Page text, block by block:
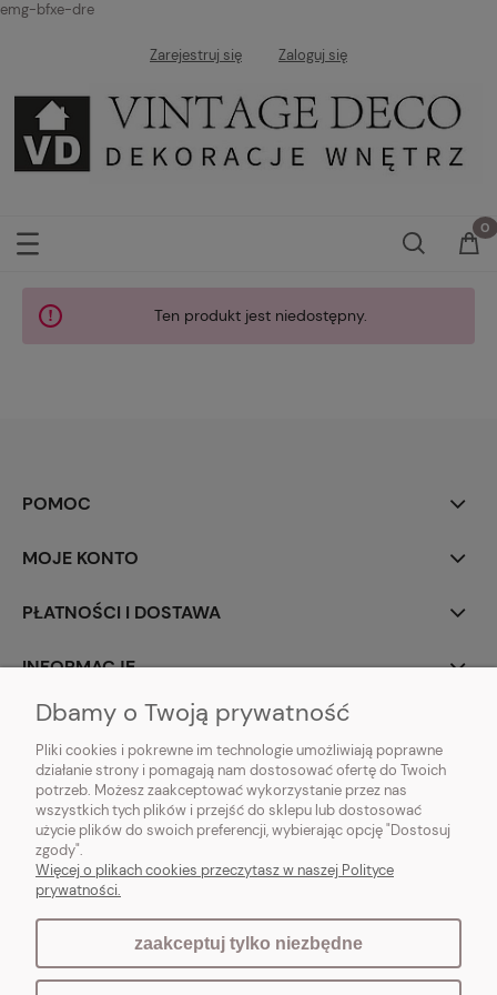
emg-bfxe-dre
Zarejestruj się Zaloguj się
Ten produkt jest niedostępny.
POMOC
MOJE KONTO
PŁATNOŚCI I DOSTAWA
INFORMACJE
O NAS
Vintagedeco.pl - sklep internetowy - meble i artykuły dekoracyjne do domu
i ogrodu w stylu vintage, skandynawskim, prowansalskim, boho, shabby
chic, industrialnym i loft.
Dbamy o Twoją prywatność
Pliki cookies i pokrewne im technologie umożliwiają poprawne
działanie strony i pomagają nam dostosować ofertę do Twoich
potrzeb. Możesz zaakceptować wykorzystanie przez nas
wszystkich tych plików i przejść do sklepu lub dostosować
użycie plików do swoich preferencji, wybierając opcję "Dostosuj
zgody".
Więcej o plikach cookies przeczytasz w naszej Polityce
prywatności.
zaakceptuj tylko niezbędne